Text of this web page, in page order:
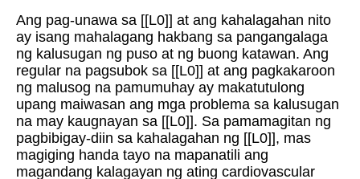
Ang pag-unawa sa [[L0]] at ang kahalagahan nito
ay isang mahalagang hakbang sa pangangalaga
ng kalusugan ng puso at ng buong katawan. Ang
regular na pagsubok sa [[L0]] at ang pagkakaroon
ng malusog na pamumuhay ay makatutulong
upang maiwasan ang mga problema sa kalusugan
na may kaugnayan sa [[L0]]. Sa pamamagitan ng
pagbibigay-diin sa kahalagahan ng [[L0]], mas
magiging handa tayo na mapanatili ang
magandang kalagayan ng ating cardiovascular